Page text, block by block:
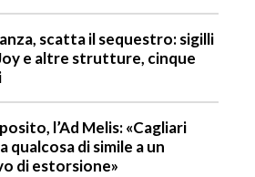
scatta il sequestro: sigilli
e altre strutture, cinque
l’Ad Melis: «Cagliari
qualcosa di simile a un
di estorsione»